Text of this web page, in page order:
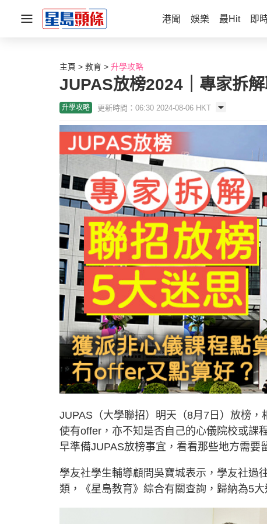
港聞 娛樂 最Hit 即
主頁 教育 升學攻略
JUPAS放榜2024｜專家拆
升學攻略 更新時間：06:30 2024-08-06 HKT
JUPAS（大學聯招）明天（8月7日）放榜
使有offer，亦不知是否自己的心儀院校或課
早準備JUPAS放榜事宜，看看那些地方需要
學友社學生輔導顧問吳寶城表示，學友社過
類，《星島教育》綜合有關查詢，歸納為5